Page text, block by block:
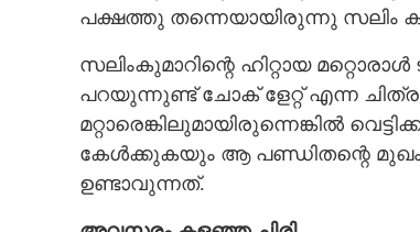
പക്ഷത്തു തന്നെയായിരുന്നു സലിം
സലിംകുമാറിന്റെ ഹിറ്റായ
പറയുന്നുണ്ട് ചോക് ളേറ്റ് എന്ന
മറ്റാരെങ്കിലുമായിരുന്നെങ്കിൽ
കേൾക്കുകയും ആ പണ്ഡിതന്റെ
ഉണ്ടാവുന്നത്.